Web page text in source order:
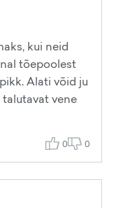
kui neid
tõepoolest
Alati võid ju
vene
0 0